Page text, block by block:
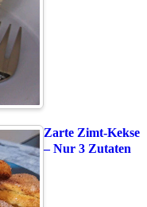
Zarte Zimt-Kekse
– Nur 3 Zutaten